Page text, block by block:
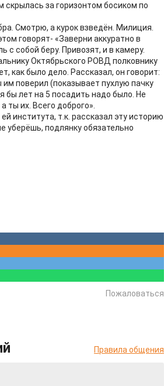
за горизонтом босиком по
Смотрю, а курок взведён. Милиция.
говорят- «Заверни аккуратно в
с собой беру. Привозят, и в камеру.
Октябрьского РОВД полковнику
как было дело. Рассказал, он говорит:
поверил (показывает пухлую пачку
бы лет на 5 посадить надо было. Не
ты их. Всего доброго».
института, т.к. рассказал эту историю
уберёшь, подлянку обязательно
Пожаловаться
Правила общения